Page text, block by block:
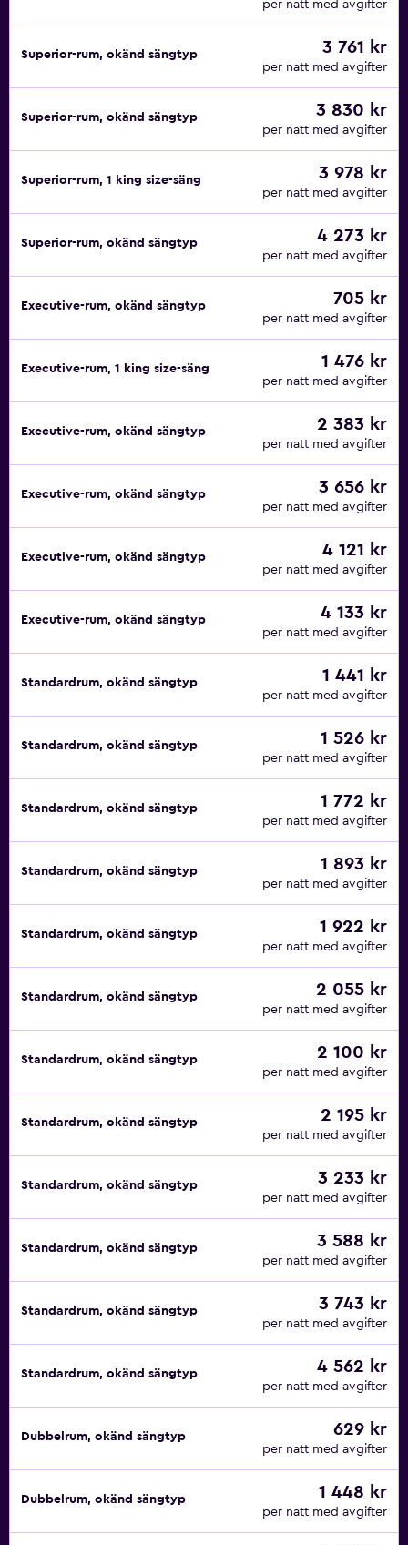
per natt med avgifter
Superior-rum, okänd sängtyp 3 761 kr
per natt med avgifter
Superior-rum, okänd sängtyp 3 830 kr
per natt med avgifter
Superior-rum, 1 king size-säng 3 978 kr
per natt med avgifter
Superior-rum, okänd sängtyp 4 273 kr
per natt med avgifter
Executive-rum, okänd sängtyp 705 kr
per natt med avgifter
Executive-rum, 1 king size-säng 1 476 kr
per natt med avgifter
Executive-rum, okänd sängtyp 2 383 kr
per natt med avgifter
Executive-rum, okänd sängtyp 3 656 kr
per natt med avgifter
Executive-rum, okänd sängtyp 4 121 kr
per natt med avgifter
Executive-rum, okänd sängtyp 4 133 kr
per natt med avgifter
Standardrum, okänd sängtyp 1 441 kr
per natt med avgifter
Standardrum, okänd sängtyp 1 526 kr
per natt med avgifter
Standardrum, okänd sängtyp 1 772 kr
per natt med avgifter
Standardrum, okänd sängtyp 1 893 kr
per natt med avgifter
Standardrum, okänd sängtyp 1 922 kr
per natt med avgifter
Standardrum, okänd sängtyp 2 055 kr
per natt med avgifter
Standardrum, okänd sängtyp 2 100 kr
per natt med avgifter
Standardrum, okänd sängtyp 2 195 kr
per natt med avgifter
Standardrum, okänd sängtyp 3 233 kr
per natt med avgifter
Standardrum, okänd sängtyp 3 588 kr
per natt med avgifter
Standardrum, okänd sängtyp 3 743 kr
per natt med avgifter
Standardrum, okänd sängtyp 4 562 kr
per natt med avgifter
Dubbelrum, okänd sängtyp 629 kr
per natt med avgifter
Dubbelrum, okänd sängtyp 1 448 kr
per natt med avgifter